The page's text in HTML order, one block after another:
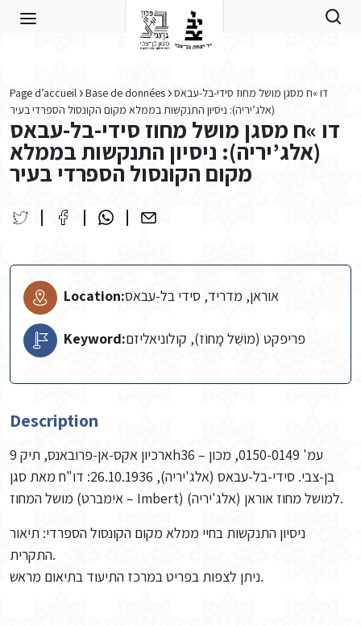
Page d’accueil Base de données
דו »ח מסגן מושל מחוז סידי-בל-עבאס
(אלג’יריה): ניסיון התנקשות בממלא מקום הקונסול הספרדי בעיר
דו »ח מסגן מושל מחוז סידי-בל-עבאס
(אלג’יריה): ניסיון התנקשות בממלא
מקום הקונסול הספרדי בעיר
Location:אוראן, מדריד, סידי בל-עבאס
Keyword:פריפקט (מוֹשֵׁל מָחוֹז), קולוניאליזם
Description
ארכיון אקס-אן-פרובאנס, תיק 9h36 – עמ' 0150-0149, מכון
בן-צבי. סידי-בל-עבאס (אלג'יריה), 26.10.1936: דו"ח מאת סגן
מושל המחוז (אימברט – Imbert) למושל מחוז אוראן (אלג'יריה).
ניסיון התנקשות בחיי ממלא מקום הקונסול הספרדי: תיאור
התקרית.
ניתן לצפות בפריט במרכז התיעוד בתיאום מראש.